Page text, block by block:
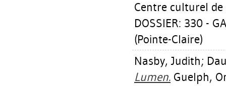
Centre culturel de
DOSSIER: 330 -
(Pointe-Claire)
Nasby, Judith;
Lumen. Guelph,